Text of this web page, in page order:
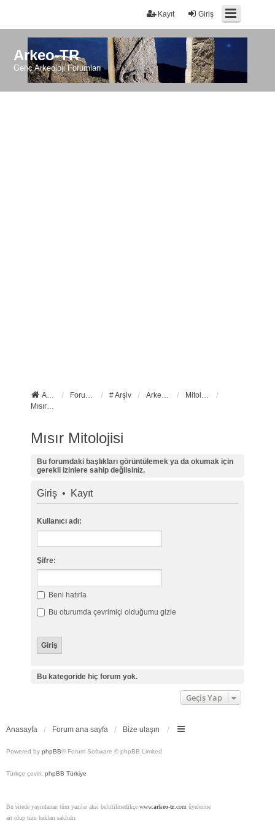
Giriş
Kayıt
Arkeo-TR
Genç Arkeoloji Forumları
Anasayfa Forum ana sayfa # Arşiv Arkeoloji
Mitoloji ve İkonografi
Mısır Mitolojisi
Mısır Mitolojisi
Bu forumdaki başlıkları görüntülemek ya da okumak için
gerekli izinlere sahip değilsiniz.
Giriş• Kayıt
Kullanıcı adı:
Şifre:
Beni hatırla
Bu oturumda çevrimiçi olduğumu gizle
Bu kategoride hiç forum yok.
Geçiş Yap
Anasayfa Forum ana sayfa Bize ulaşın
Powered by phpBB® Forum Software © phpBB Limited
Türkçe çeviri: phpBB Türkiye
Bu sitede yayınlanan tüm yazılar aksi belirtilmedikçe www.arkeo-tr.com üyelerine
ait olup tüm hakları saklıdır.